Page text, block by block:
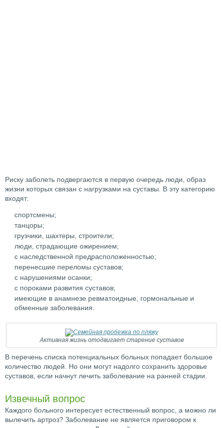
Риску заболеть подвергаются в первую очередь люди, образ
жизни которых связан с нагрузками на суставы. В эту категорию
входят:
спортсмены;
танцоры;
грузчики, шахтеры, строители;
люди, страдающие ожирением;
с наследственной предрасположенностью;
перенесшие переломы суставов;
с нарушениями осанки;
с пороками развития суставов;
имеющие в анамнезе ревматоидные, гормональные и
обменные заболевания.
Активная жизнь отодвигает старение суставов
В перечень списка потенциальных больных попадает большое
количество людей. Но они могут надолго сохранить здоровье
суставов, если начнут лечить заболевание на ранней стадии.
Извечный вопрос
Каждого больного интересует естественный вопрос, а можно ли
вылечить артроз? Заболевание не является приговором к